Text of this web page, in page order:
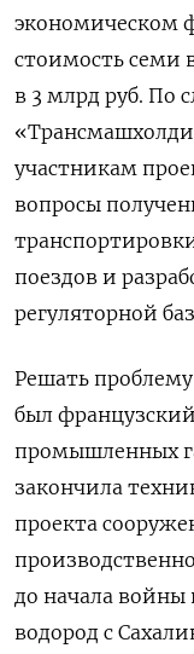
экономическом
стоимость семи
в 3 млрд руб. По
участникам
вопросы
поездов и
регуляторной
Решать
был
промышленных
закончила
проекта
до начала войны
водород с